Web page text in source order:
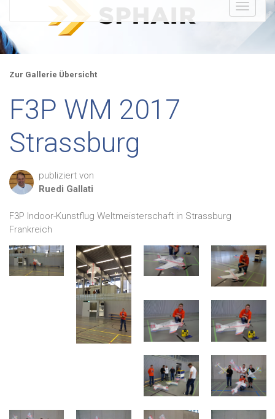
Zur Gallerie Übersicht
F3P WM 2017
Strassburg
publiziert von
Ruedi Gallati
F3P Indoor-Kunstflug Weltmeisterschaft in Strassburg
Frankreich